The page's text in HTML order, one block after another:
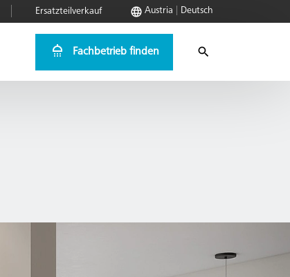
Ersatzteilverkauf Austria Deutsch
Fachbetrieb finden